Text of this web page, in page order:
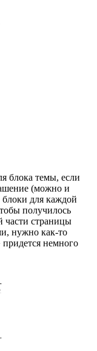
блока темы, если
(можно и
для каждой
получилось
части страницы
нужно как-то
немного